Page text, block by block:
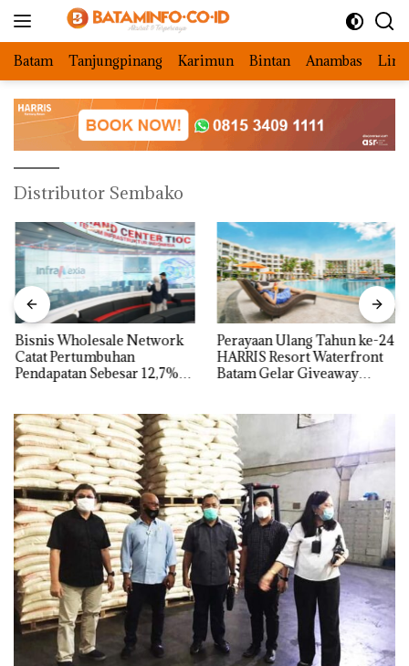
Batam Tanjungpinang Karimun Bintan Anambas
Distributor Sembako
Bisnis Wholesale Network
Catat Pertumbuhan
Pendapatan Sebesar 12,7%
Perayaan Ulang Tahun ke-24
HARRIS Resort Waterfront
Batam Gelar Giveaway